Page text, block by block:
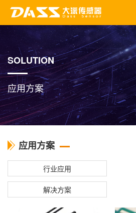
SOLUTION
应用方案
应用方案
行业应用
解决方案